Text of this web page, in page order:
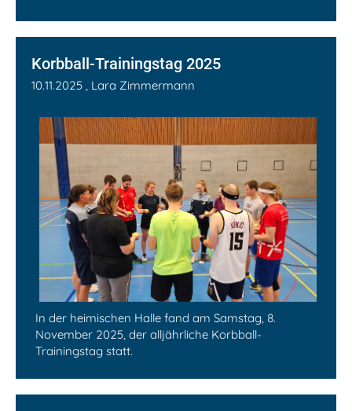
Korbball-Trainingstag 2025
10.11.2025 , Lara Zimmermann
In der heimischen Halle fand am Samstag, 8.
November 2025, der alljährliche Korbball-
Trainingstag statt.